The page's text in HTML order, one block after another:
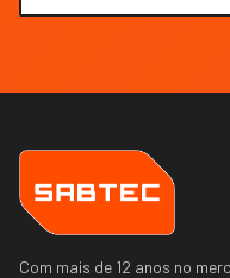
Com mais de 12 anos no